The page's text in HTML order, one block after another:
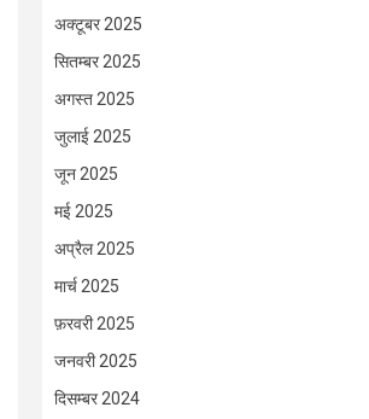
अक्टूबर 2025
सितम्बर 2025
अगस्त 2025
जुलाई 2025
जून 2025
मई 2025
अप्रैल 2025
मार्च 2025
फ़रवरी 2025
जनवरी 2025
दिसम्बर 2024